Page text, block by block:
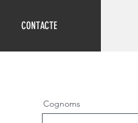
CONTACTE
Cognoms